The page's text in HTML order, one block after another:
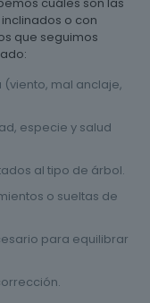
o con
que seguimos
(viento, mal anclaje,
especie y salud
al tipo de árbol.
o sueltas de
para equilibrar